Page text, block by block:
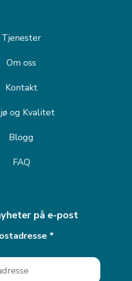
Tjenester
Om oss
Kontakt
og Kvalitet
Blogg
FAQ
på e-post
*